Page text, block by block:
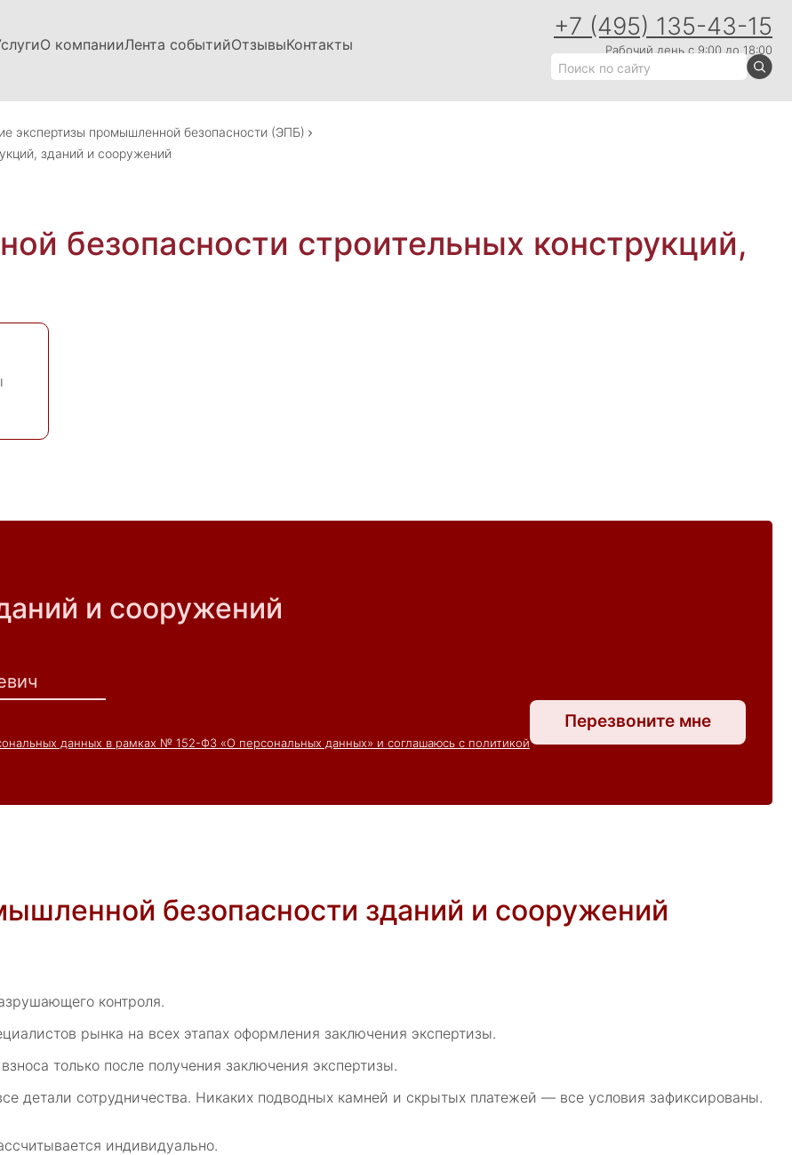
О компанииЛента событийОтзывыКонтакты
+7 (495) 135-43-15
Рабочий день с 9:00 до 18:00
экспертизы промышленной безопасности (ЭПБ)
зданий и сооружений
безопасности строительных конструкций,
и сооружений
данных в рамках № 152-ФЗ «О персональных данных» и соглашаюсь с политикой
Перезвоните мне
безопасности зданий и сооружений
контроля.
рынка на всех этапах оформления заключения экспертизы.
только после получения заключения экспертизы.
детали сотрудничества. Никаких подводных камней и скрытых платежей — все условия зафиксированы.
индивидуально.